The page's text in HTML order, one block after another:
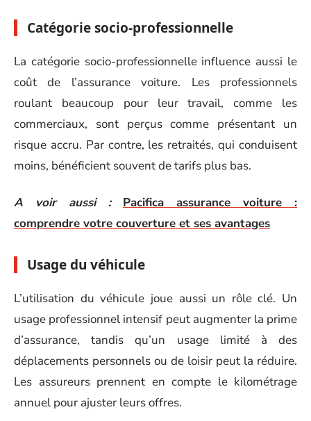
Catégorie socio-professionnelle
La catégorie socio-professionnelle influence aussi le
coût de l’assurance voiture. Les professionnels
roulant beaucoup pour leur travail, comme les
commerciaux, sont perçus comme présentant un
risque accru. Par contre, les retraités, qui conduisent
moins, bénéficient souvent de tarifs plus bas.
A voir aussi :
Pacifica assurance voiture :
comprendre votre couverture et ses avantages
Usage du véhicule
L’utilisation du véhicule joue aussi un rôle clé. Un
usage professionnel intensif peut augmenter la prime
d’assurance, tandis qu’un usage limité à des
déplacements personnels ou de loisir peut la réduire.
Les assureurs prennent en compte le kilométrage
annuel pour ajuster leurs offres.